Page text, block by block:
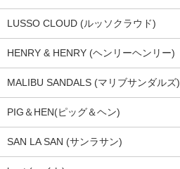
LUSSO CLOUD (ルッソクラウド)
HENRY & HENRY (ヘンリーヘンリー)
MALIBU SANDALS (マリブサンダルズ)
PIG＆HEN(ピッグ＆ヘン)
SAN LA SAN (サンラサン)